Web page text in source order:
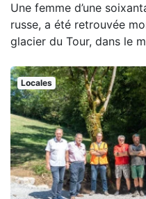
Une femme d’une
russe, a été retrouvée
glacier du Tour, dans le
Locales